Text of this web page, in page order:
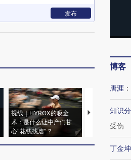
发布
视线｜HYROX的吸金
术：是什么让中产们甘
心“花钱找虐”？
马航飞行员跨
粒摇头丸 尿检
博客
唐涯 ：
知识
受伤
丁金坤